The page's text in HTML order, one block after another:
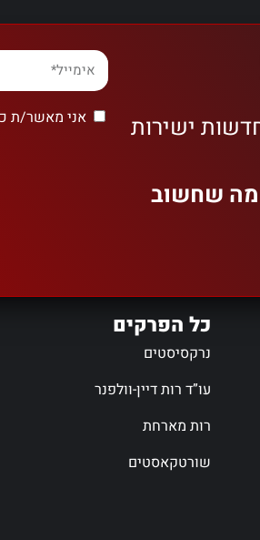
ישירות
מה שחשוב
אני מאשר/ת
כל הפרקים
נרקסיסטים
עו”ד רות דיין-וולפנר
רות מארחת
שורטקאסטים